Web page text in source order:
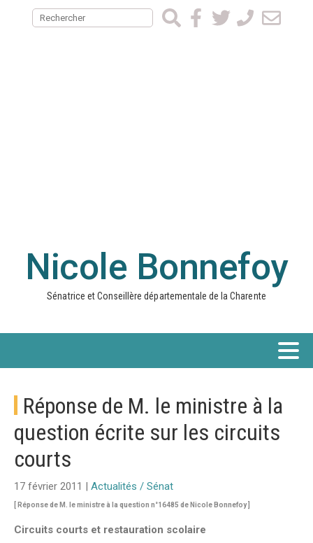
Nicole Bonnefoy
Sénatrice et Conseillère départementale de la Charente
Réponse de M. le ministre à la
question écrite sur les circuits
courts
17 février 2011 | Actualités / Sénat
[ Réponse de M. le ministre à la question n°16485 de Nicole Bonnefoy ]
Circuits courts et restauration scolaire